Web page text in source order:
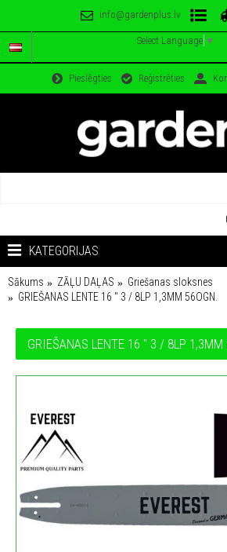
info@gardenplus.lv
Select Language ▼
Pieslēgties Reģistrēties
KATEGORIJAS
Sākums ZĀĻU DAĻAS
Griešanas sloksnes
GRIEŠANAS LENTE 16 ″ 3 / 8LP 1,3MM 56OGN.
GRIEŠANAS LENTE 16 ″ 3 / 8LP 1,3MM